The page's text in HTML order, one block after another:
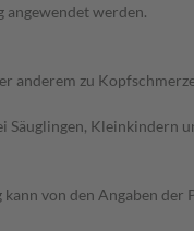
werden.
anderem zu
Säuglingen, Kleinkindern
von den Angaben